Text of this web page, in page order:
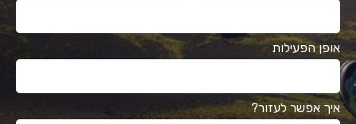
אופן הפעילות
איך אפשר לעזור?